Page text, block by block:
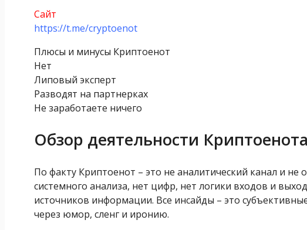
Сайт
https://t.me/cryptoenot
Плюсы и минусы Криптоенот
Нет
Липовый эксперт
Разводят на партнерках
Не заработаете ничего
Обзор деятельности Криптоенота
По факту Криптоенот – это не аналитический канал и не
системного анализа, нет цифр, нет логики входов и
источников информации. Все инсайды – это
через юмор, сленг и иронию.